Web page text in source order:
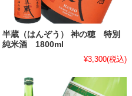
半蔵（はんぞう） 神の穂 特別
純米酒 1800ml
¥3,300(税込)